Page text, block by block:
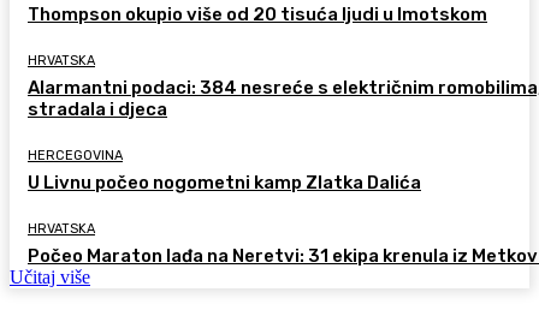
Thompson okupio više od 20 tisuća ljudi u Imotskom
HRVATSKA
Alarmantni podaci: 384 nesreće s električnim
stradala i djeca
HERCEGOVINA
U Livnu počeo nogometni kamp Zlatka Dalića
HRVATSKA
Počeo Maraton lađa na Neretvi: 31 ekipa krenula iz
Učitaj više